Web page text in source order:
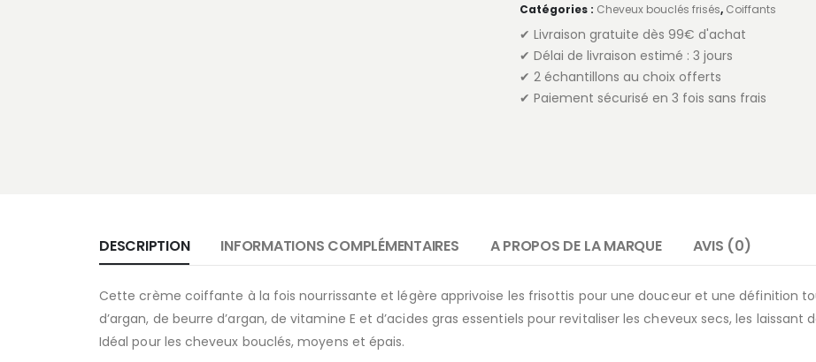
Catégories : Cheveux bouclés frisés, Coiffants
✔ Livraison gratuite dès 99€ d'achat
✔ Délai de livraison estimé : 3 jours
✔ 2 échantillons au choix offerts
✔ Paiement sécurisé en 3 fois sans frais
DESCRIPTION INFORMATIONS COMPLÉMENTAIRES A PROPOS DE LA MARQUE AVIS (0)
Cette crème coiffante à la fois nourrissante et légère apprivoise les frisottis pour une douceur et une définition
d’argan, de beurre d’argan, de vitamine E et d’acides gras essentiels pour revitaliser les cheveux secs, les
Idéal pour les cheveux bouclés, moyens et épais.